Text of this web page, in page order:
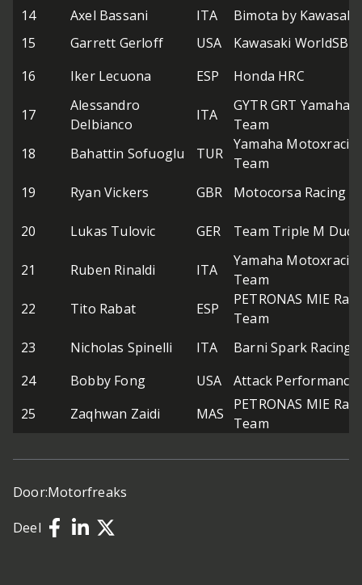
14 Axel Bassani ITA
Bimota by Kawasaki
15
Garrett Gerloff USA
Kawasaki WorldSBK
16
Iker Lecuona ESP Honda HRC
17
Alessandro
Delbianco
ITA
GYTR GRT Yamaha
Team
18
Bahattin Sofuoglu TUR
Yamaha
Team
19
Ryan Vickers GBR Motocorsa Racing
20 Lukas Tulovic GER Team Triple M
21 Ruben Rinaldi ITA
Yamaha
Team
22
Tito Rabat ESP
PETRONAS MIE
Team
23
Nicholas Spinelli ITA
Barni Spark Racing
24
Bobby Fong USA
Attack Performance
25
Zaqhwan Zaidi MAS
PETRONAS MIE
Team
Door:Motorfreaks
Deel